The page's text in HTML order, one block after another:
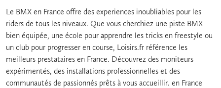
Le BMX en France offre des experiences inoubliables pour les
riders de tous les niveaux. Que vous cherchiez une piste BMX
bien équipée, une école pour apprendre les tricks en freestyle ou
un club pour progresser en course, Loisirs.fr référence les
meilleurs prestataires en France. Découvrez des moniteurs
expérimentés, des installations professionnelles et des
communautés de passionnés prêts à vous accueillir. en France